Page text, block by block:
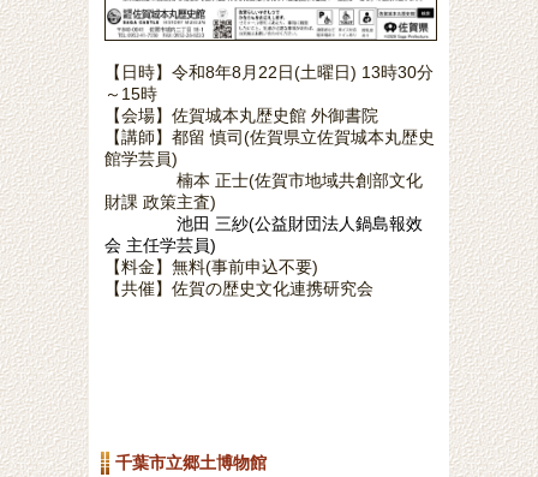
【日時】令和8年8月22日(土曜日) 13時30分
～15時
【会場】佐賀城本丸歴史館 外御書院
【講師】都留 慎司(佐賀県立佐賀城本丸歴史
館学芸員)
楠本 正士(佐賀市地域共創部文化
財課 政策主査)
池田 三紗(公益財団法人鍋島報效
会 主任学芸員)
【料金】無料(事前申込不要)
【共催】佐賀の歴史文化連携研究会
千葉市立郷土博物館